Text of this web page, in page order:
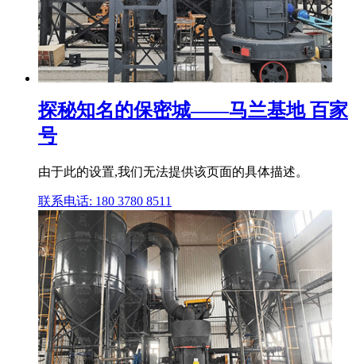
探秘知名的保密城――马兰基地 百家
号
由于此的设置,我们无法提供该页面的具体描述。
联系电话: 180 3780 8511